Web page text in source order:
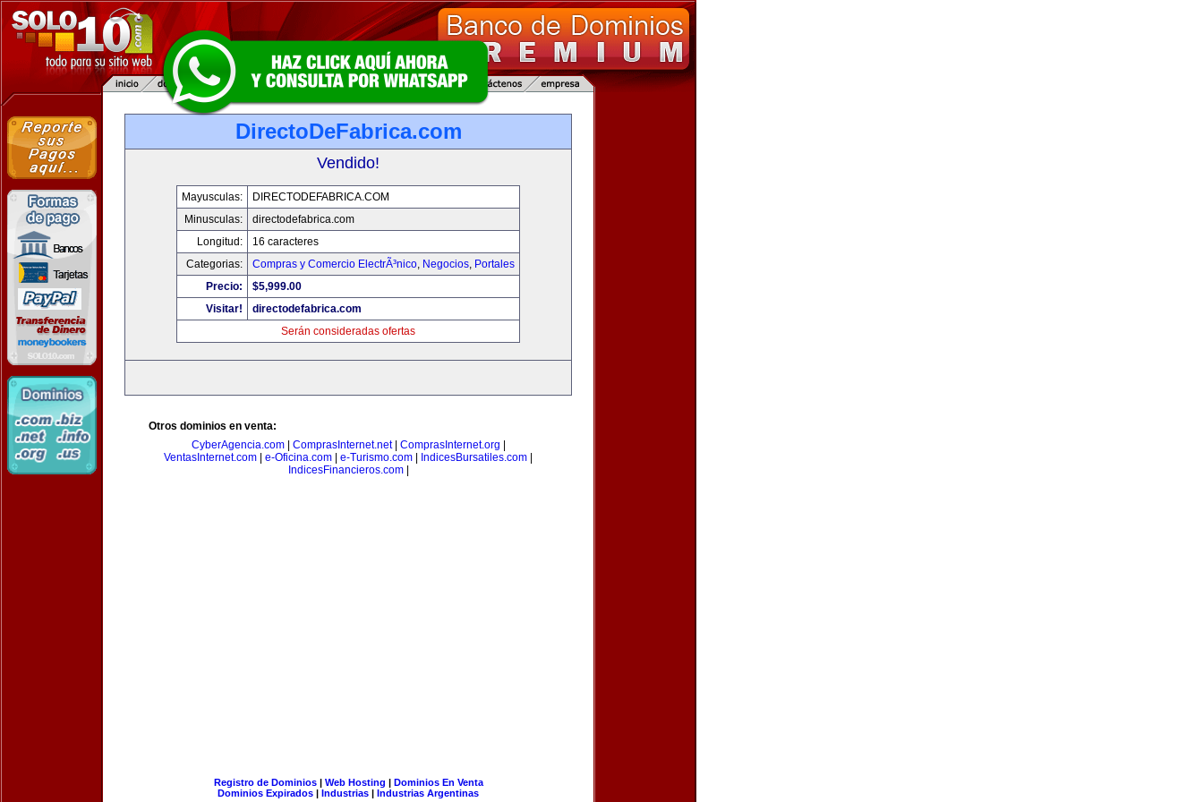
DirectoDeFabrica.com
Vendido!
Mayusculas:
DIRECTODEFABRICA.COM
Minusculas:
directodefabrica.com
Longitud:
16 caracteres
Categorias:
Compras y Comercio ElectrÃ³nico, Negocios, Portales
Precio:
$5,999.00
Visitar!
directodefabrica.com
Serán consideradas ofertas
Otros dominios en venta:
CyberAgencia.com| ComprasInternet.net| ComprasInternet.org
VentasInternet.com
e-Oficina.com e-Turismo.com IndicesBursatiles.com
IndicesFinancieros.com|
Registro de Dominios| Web Hosting | Dominios En Venta
Dominios Expirados | Industrias | Industrias Argentinas